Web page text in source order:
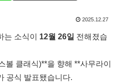
2025.12.27
는 소식이 12월 26일 전해졌습
볼 클래식)**을 향해 **사무라이
공식 발표됐습니다.